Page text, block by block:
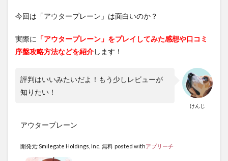
今回は「アウタープレーン」は面白いのか？
実際に 「アウタープレーン」をプレイしてみた感想や口コミ
序盤攻略方法などを紹介します！
けんじ
評判はいいみたいだよ！もう少しレビューが
知りたい！
アウタープレーン
開発元:Smilegate Holdings, Inc. 無料 posted withアプリーチ